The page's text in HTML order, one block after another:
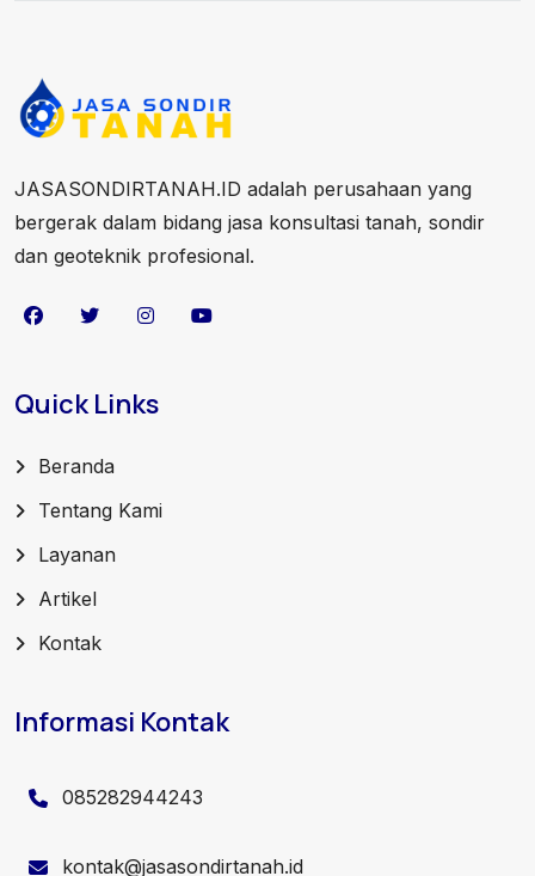
JASASONDIRTANAH.ID adalah perusahaan yang
bergerak dalam bidang jasa konsultasi tanah, sondir
dan geoteknik profesional.
Quick Links
Beranda
Tentang Kami
Layanan
Artikel
Kontak
Informasi Kontak
085282944243
kontak@jasasondirtanah.id